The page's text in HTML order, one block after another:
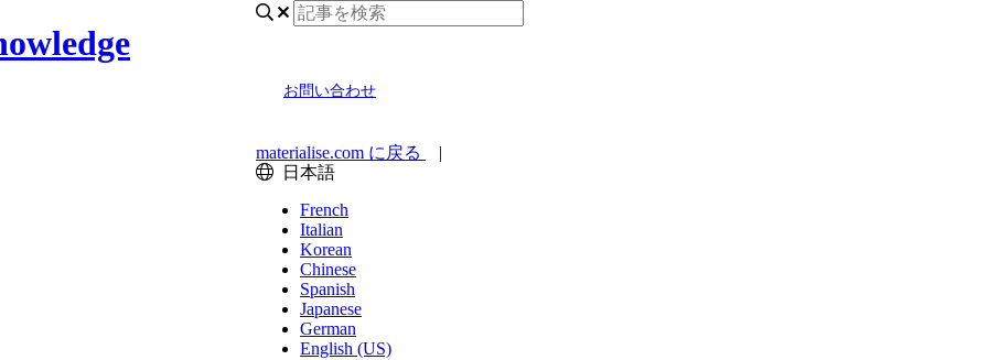
お問い合わせ
materialise.com に戻る
|
日本語
French
Italian
Korean
Chinese
Spanish
Japanese
German
English (US)